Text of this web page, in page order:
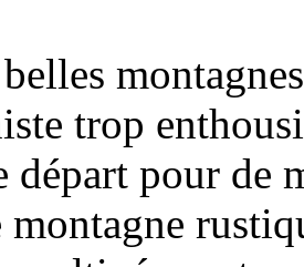
trop
départ pour de
montagne